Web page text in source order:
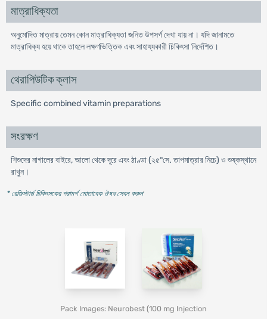
মাত্রাধিক্যতা
অনুমোদিত মাত্রায় তেমন কোন মাত্রাধিক্যতা জনিত উপসর্গ দেখা যায় না। যদি জানামতে
মাত্রাধিক্য হয়ে থাকে তাহলে লক্ষণভিত্তিক এবং সাহায্যকারী চিকিৎসা নির্দেশিত।
থেরাপিউটিক ক্লাস
Specific combined vitamin preparations
সংরক্ষণ
শিশুদের নাগালের বাইরে, আলো থেকে দূরে এবং ঠাণ্ডা (২৫°সে. তাপমাত্রার নিচে) ও শুষ্কস্থানে
রাখুন।
* রেজিস্টার্ড চিকিৎসকের পরামর্শ মোতাবেক ঔষধ সেবন করুন'
Pack Images: Neurobest (100 mg Injection